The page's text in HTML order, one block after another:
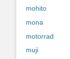
mohito
mona
motorrad
muji